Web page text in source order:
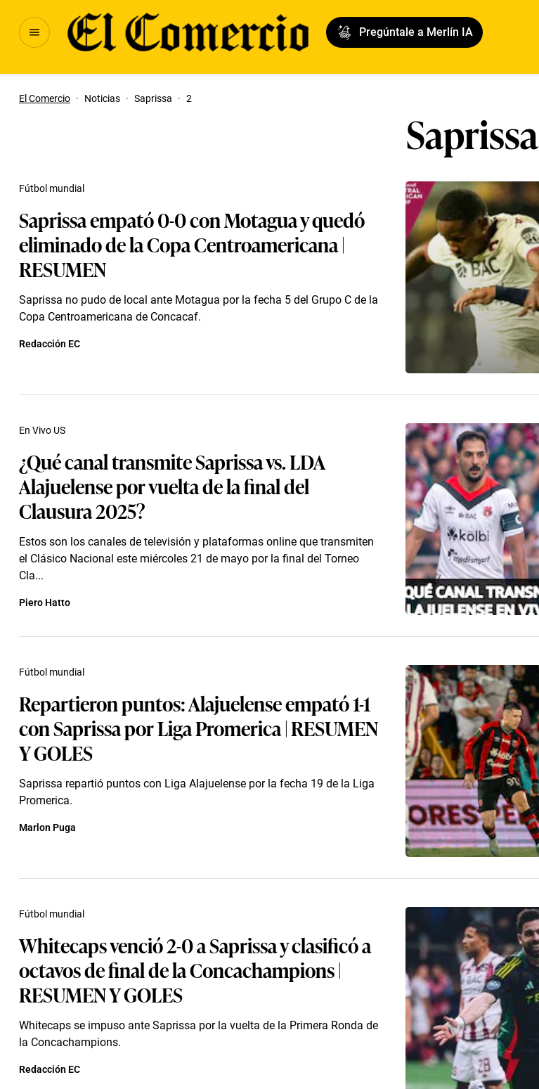
Pregúntale a Merlín IA
El Comercio · Noticias · Saprissa · 2
Saprissa
Saprissa empató 0-0 con Motagua y quedó
eliminado de la Copa Centroamericana |
RESUMEN
Saprissa no pudo de local ante Motagua por la fecha 5 del Grupo C de la
Copa Centroamericana de Concacaf.
Fútbol mundial
Redacción EC
¿Qué canal transmite Saprissa vs. LDA
Alajuelense por vuelta de la final del
Clausura 2025?
Estos son los canales de televisión y plataformas online que transmiten
el Clásico Nacional este miércoles 21 de mayo por la final del Torneo
Cla...
En Vivo US
Piero Hatto
Repartieron puntos: Alajuelense empató 1-1
con Saprissa por Liga Promerica | RESUMEN
Y GOLES
Saprissa repartió puntos con Liga Alajuelense por la fecha 19 de la Liga
Promerica.
Fútbol mundial
Marlon Puga
Whitecaps venció 2-0 a Saprissa y clasificó a
octavos de final de la Concachampions |
RESUMEN Y GOLES
Whitecaps se impuso ante Saprissa por la vuelta de la Primera Ronda de
la Concachampions.
Fútbol mundial
Redacción EC